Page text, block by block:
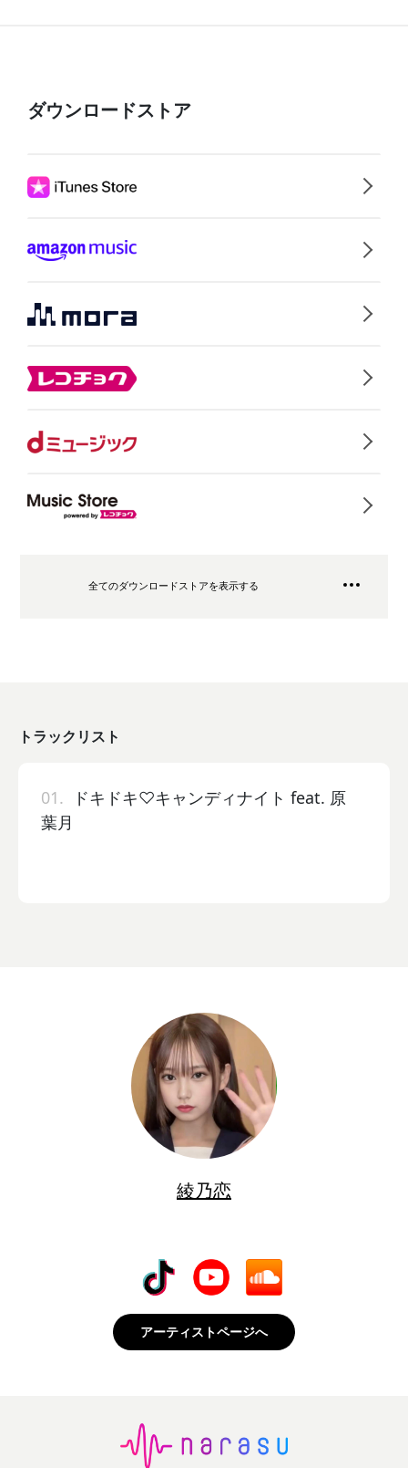
ダウンロードストア
全てのダウンロードストアを表示する
トラックリスト
01. ドキドキ♡キャンディナイト feat. 原
葉月
綾乃恋
アーティストページへ